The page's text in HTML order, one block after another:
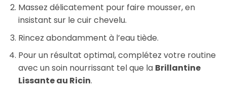
Massez délicatement pour faire mousser, en
insistant sur le cuir chevelu.
Rincez abondamment à l’eau tiède.
Pour un résultat optimal, complétez votre routine
avec un soin nourrissant tel que la Brillantine
Lissante au Ricin.